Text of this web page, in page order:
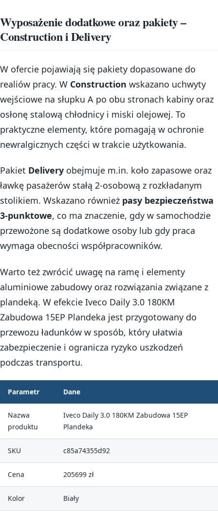
Wyposażenie dodatkowe oraz pakiety –
Construction i Delivery
W ofercie pojawiają się pakiety dopasowane do
realiów pracy. W Construction wskazano uchwyty
wejściowe na słupku A po obu stronach kabiny oraz
osłonę stalową chłodnicy i miski olejowej. To
praktyczne elementy, które pomagają w ochronie
newralgicznych części w trakcie użytkowania.
Pakiet Delivery obejmuje m.in. koło zapasowe oraz
ławkę pasażerów stałą 2-osobową z rozkładanym
stolikiem. Wskazano również pasy bezpieczeństwa
3-punktowe, co ma znaczenie, gdy w samochodzie
przewożone są dodatkowe osoby lub gdy praca
wymaga obecności współpracowników.
Warto też zwrócić uwagę na ramę i elementy
aluminiowe zabudowy oraz rozwiązania związane z
plandeką. W efekcie Iveco Daily 3.0 180KM
Zabudowa 15EP Plandeka jest przygotowany do
przewozu ładunków w sposób, który ułatwia
zabezpieczenie i ogranicza ryzyko uszkodzeń
podczas transportu.
Parametr Dane
Nazwa
produktu
Iveco Daily 3.0 180KM Zabudowa 15EP
Plandeka
SKU c85a74355d92
Cena 205699 zł
Kolor Biały